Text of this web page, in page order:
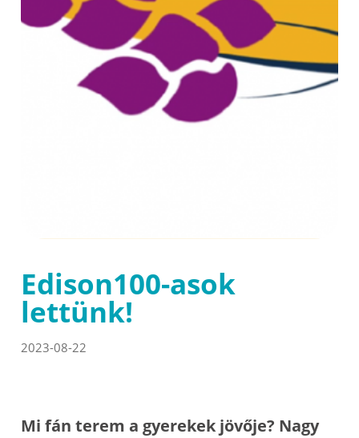
Edison100-asok
lettünk!
2023-08-22
Mi fán terem a gyerekek jövője? Nagy